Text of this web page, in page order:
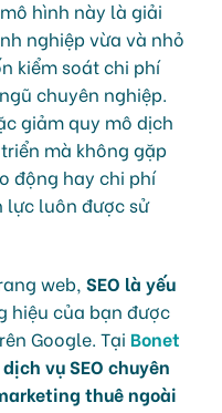
hình này là giải
nghiệp vừa và nhỏ
kiểm soát chi phí
chuyên nghiệp.
giảm quy mô dịch
mà không gặp
động hay chi phí
lực luôn được sử
web, SEO là yếu
hiệu của bạn được
Google. Tại Bonet
dịch vụ SEO chuyên
thuê ngoài